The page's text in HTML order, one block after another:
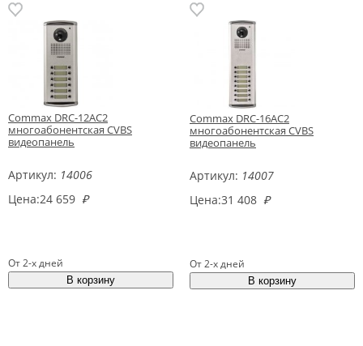
Commax DRC-12AC2
многоабонентская CVBS
видеопанель
Артикул: 14006
Цена:24 659 ₽
От 2-х дней
Commax DRC-16AC2
многоабонентская CVBS
видеопанель
Артикул: 14007
Цена:31 408 ₽
От 2-х дней